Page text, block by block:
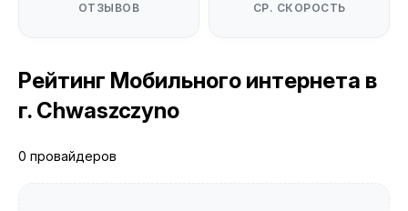
ОТЗЫВОВ СР. СКОРОСТЬ
Рейтинг Мобильного интернета в
г. Chwaszczyno
0 провайдеров